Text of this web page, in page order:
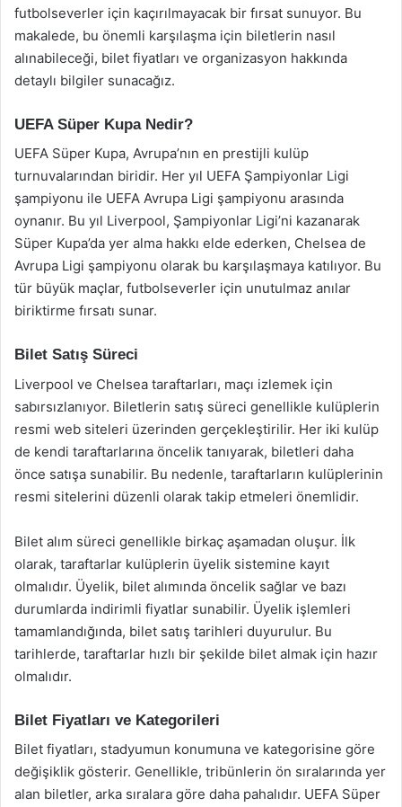
futbolseverler için kaçırılmayacak bir fırsat sunuyor. Bu
makalede, bu önemli karşılaşma için biletlerin nasıl
alınabileceği, bilet fiyatları ve organizasyon hakkında
detaylı bilgiler sunacağız.
UEFA Süper Kupa Nedir?
UEFA Süper Kupa, Avrupa’nın en prestijli kulüp
turnuvalarından biridir. Her yıl UEFA Şampiyonlar Ligi
şampiyonu ile UEFA Avrupa Ligi şampiyonu arasında
oynanır. Bu yıl Liverpool, Şampiyonlar Ligi’ni kazanarak
Süper Kupa’da yer alma hakkı elde ederken, Chelsea de
Avrupa Ligi şampiyonu olarak bu karşılaşmaya katılıyor. Bu
tür büyük maçlar, futbolseverler için unutulmaz anılar
biriktirme fırsatı sunar.
Bilet Satış Süreci
Liverpool ve Chelsea taraftarları, maçı izlemek için
sabırsızlanıyor. Biletlerin satış süreci genellikle kulüplerin
resmi web siteleri üzerinden gerçekleştirilir. Her iki kulüp
de kendi taraftarlarına öncelik tanıyarak, biletleri daha
önce satışa sunabilir. Bu nedenle, taraftarların kulüplerinin
resmi sitelerini düzenli olarak takip etmeleri önemlidir.
Bilet alım süreci genellikle birkaç aşamadan oluşur. İlk
olarak, taraftarlar kulüplerin üyelik sistemine kayıt
olmalıdır. Üyelik, bilet alımında öncelik sağlar ve bazı
durumlarda indirimli fiyatlar sunabilir. Üyelik işlemleri
tamamlandığında, bilet satış tarihleri duyurulur. Bu
tarihlerde, taraftarlar hızlı bir şekilde bilet almak için hazır
olmalıdır.
Bilet Fiyatları ve Kategorileri
Bilet fiyatları, stadyumun konumuna ve kategorisine göre
değişiklik gösterir. Genellikle, tribünlerin ön sıralarında yer
alan biletler, arka sıralara göre daha pahalıdır. UEFA Süper